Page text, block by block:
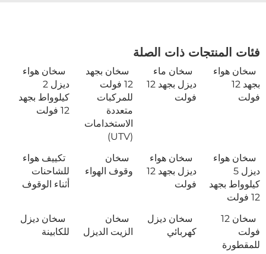
فئات المنتجات ذات الصلة
سخان هواء
بجهد 12
فولت
سخان ماء
ديزل بجهد 12
فولت
سخان بجهد
12 فولت
للمركبات
متعددة
الاستخدامات
سخان هواء
ديزل 2
كيلوواط بجهد
12 فولت
سخان هواء
ديزل 5
كيلوواط بجهد
12 فولت
سخان هواء
ديزل بجهد 12
فولت
سخان
وقوف الهواء
تكييف هواء
للشاحنات
أثناء الوقوف
سخان 12
فولت
للمقطورة
سخان ديزل
كهربائي
سخان
الزيت الديزل
سخان ديزل
للكابينة